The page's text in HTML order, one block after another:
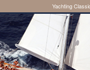
Yachting